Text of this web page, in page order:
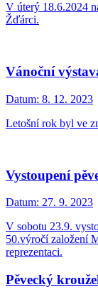
V úterý 18.6.2024
Žďárci.
Vánoční
Datum: 8. 12. 2023
Letošní rok byl ve
Vystoupení
Datum: 27. 9. 2023
V sobotu 23.9.
50.výročí založení
reprezentaci.
Pěvecký